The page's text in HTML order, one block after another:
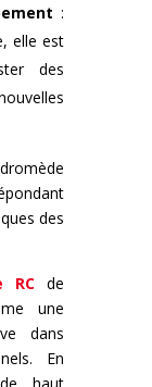
:
elle est
des
des
RCde
une
dans
En